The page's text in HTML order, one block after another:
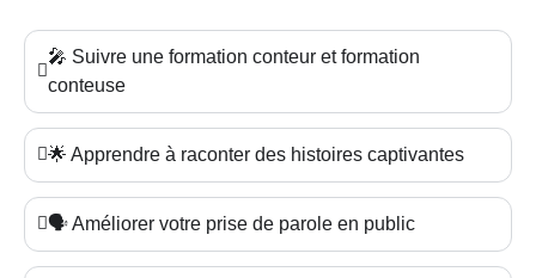
🎤 Suivre une formation conteur et formation
conteuse
🌟 Apprendre à raconter des histoires captivantes
🗣️ Améliorer votre prise de parole en public